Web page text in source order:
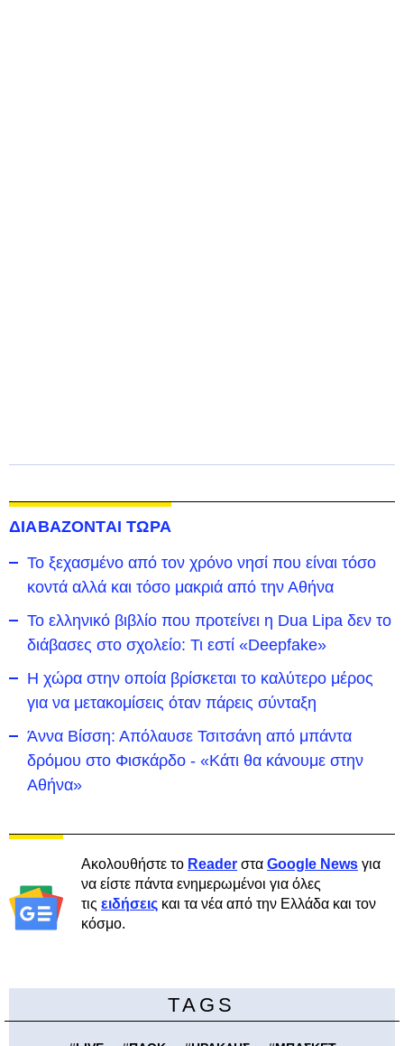
ΔΙΑΒΑΖΟΝΤΑΙ ΤΩΡΑ
To ξεχασμένο από τον χρόνο νησί που είναι τόσο
κοντά αλλά και τόσο μακριά από την Αθήνα
Το ελληνικό βιβλίο που προτείνει η Dua Lipa δεν το
διάβασες στο σχολείο: Τι εστί «Deepfake»
Η χώρα στην οποία βρίσκεται το καλύτερο μέρος
για να μετακομίσεις όταν πάρεις σύνταξη
Άννα Βίσση: Απόλαυσε Τσιτσάνη από μπάντα
δρόμου στο Φισκάρδο - «Κάτι θα κάνουμε στην
Αθήνα»
Ακολουθήστε το Reader στα Google News για
να είστε πάντα ενημερωμένοι για όλες
τις ειδήσεις και τα νέα από την Ελλάδα και τον
κόσμο.
TAGS